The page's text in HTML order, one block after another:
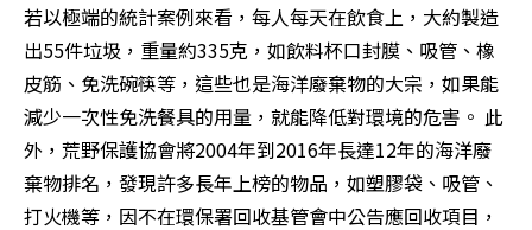
若以極端的統計案例來看，每人每天在飲食上，大約製造
出55件垃圾，重量約335克，如飲料杯口封膜、吸管、橡
皮筋、免洗碗筷等，這些也是海洋廢棄物的大宗，如果能
減少一次性免洗餐具的用量，就能降低對環境的危害。 此
外，荒野保護協會將2004年到2016年長達12年的海洋廢
棄物排名，發現許多長年上榜的物品，如塑膠袋、吸管、
打火機等，因不在環保署回收基管會中公告應回收項目，